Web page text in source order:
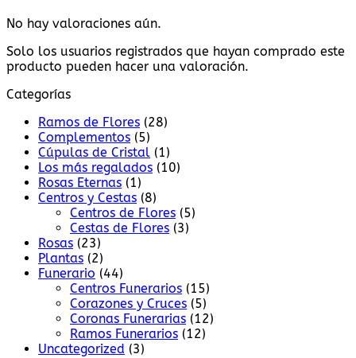
No hay valoraciones aún.
Solo los usuarios registrados que hayan comprado este
producto pueden hacer una valoración.
Categorías
Ramos de Flores (28)
Complementos (5)
Cúpulas de Cristal (1)
Los más regalados (10)
Rosas Eternas (1)
Centros y Cestas (8)
Centros de Flores (5)
Cestas de Flores (3)
Rosas (23)
Plantas (2)
Funerario (44)
Centros Funerarios (15)
Corazones y Cruces (5)
Coronas Funerarias (12)
Ramos Funerarios (12)
Uncategorized (3)